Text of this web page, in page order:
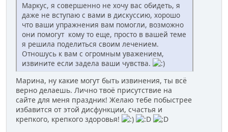
Маркус, я совершенно не хочу вас обидеть, я
даже не вступаю с вами в дискуссию, хорошо
что ваши упражнения вам помогли, возможно
они помогут кому то еще, просто в вашей теме
я решила поделиться своим лечением.
Отношусь к вам с огромным уважением,
извините если задела ваши чувства.
Марина, ну какие могут быть извинения, ты всё
верно делаешь. Лично твоё присутствие на
сайте для меня праздник! Желаю тебе побыстрее
избавится от этой дисфункции, счастья и
крепкого, крепкого здоровья!